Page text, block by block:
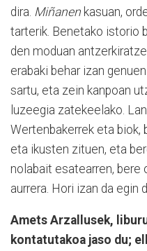
dira. Miñanen kasuan,
tarterik. Benetako istorio
den moduan
erabaki behar izan
sartu, eta zein kanpoan
luzeegia zatekeelako.
Wertenbakerrek eta biok,
eta ikusten zituen, eta
nolabait esatearren, bere
aurrera. Hori izan da egin
Amets Arzallusek,
kontatutakoa jaso du;